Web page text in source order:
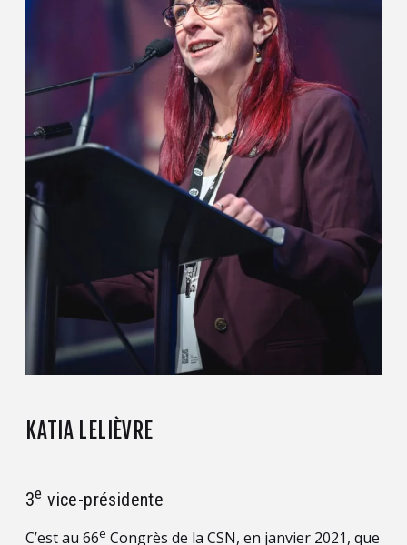
KATIA LELIÈVRE
3e vice-présidente
C’est au 66e Congrès de la CSN, en janvier 2021, que